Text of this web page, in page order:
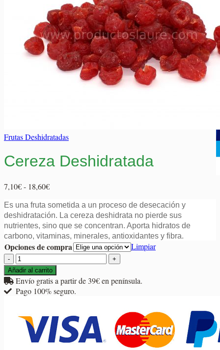
No hay productos en el carrito.
Volver a la tienda
No hay productos en el carrito.
Elaborados Cárnicos
Salsas y Siropes
Frutas Deshidratadas
Cereza Deshidratada
7,10€- 18,60€Rango
precios:
desde
7,10€
hasta
18,60€
Es una fruta sometida a un proceso de desecación y
deshidratación. La cereza deshidrata no pierde sus
nutrientes, sino que se concentran. Aporta hidratos de
carbono, vitaminas, minerales, antioxidantes y fibra.
Opciones de compra
Limpiar
Cereza
Deshidratada
cantidad
Añadir al carrito
Envío gratis a partir de 39€ en península.
Pago 100% seguro.